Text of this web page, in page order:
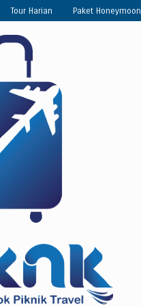
Tour Harian Paket Honeymoon